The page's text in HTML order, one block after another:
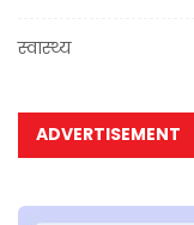
स्वास्थ्य
ADVERTISEMENT